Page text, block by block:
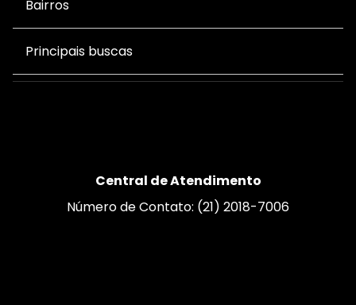
Bairros
Principais buscas
Central de Atendimento
Número de Contato: (21) 2018-7006